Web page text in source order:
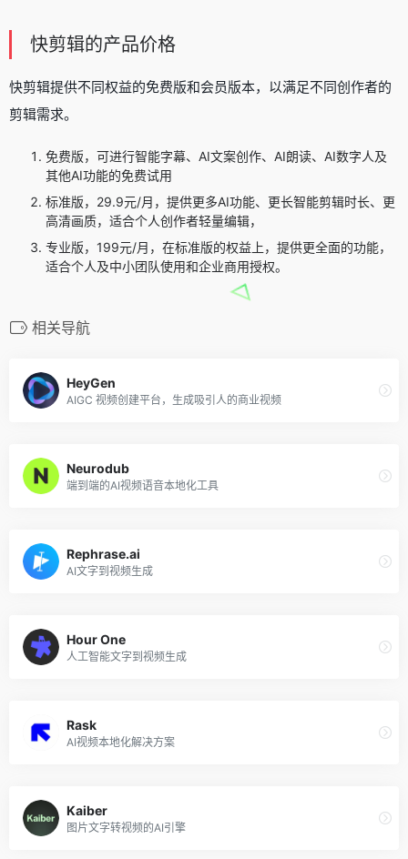
快剪辑的产品价格
快剪辑提供不同权益的免费版和会员版本，以满足不同创作者的
剪辑需求。
免费版，可进行智能字幕、AI文案创作、AI朗读、AI数字人及
其他AI功能的免费试用
标准版，29.9元/月，提供更多AI功能、更长智能剪辑时长、更
高清画质，适合个人创作者轻量编辑，
专业版，199元/月，在标准版的权益上，提供更全面的功能，
适合个人及中小团队使用和企业商用授权。
相关导航
HeyGen
AIGC 视频创建平台，生成吸引人的商业视频
Neurodub
端到端的AI视频语音本地化工具
Rephrase.ai
AI文字到视频生成
Hour One
人工智能文字到视频生成
Rask
AI视频本地化解决方案
Kaiber
图片文字转视频的AI引擎